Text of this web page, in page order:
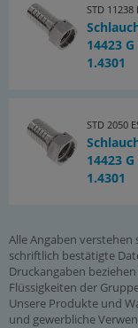
STD 11238
14423
1.4301
STD 2050
14423
1.4301
Alle Angaben
schriftlich bestätigte
Druckangaben
Flüssigkeiten der
Unsere Produkte und
und gewerbliche